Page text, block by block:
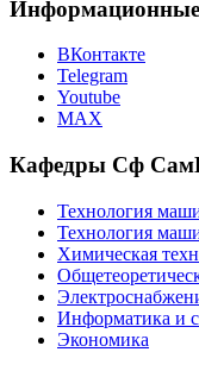
ВКонтакте
Telegram
Youtube
MAX
Кафедры Сф
Технология
Технология
Химическая
Информатика и
Экономика